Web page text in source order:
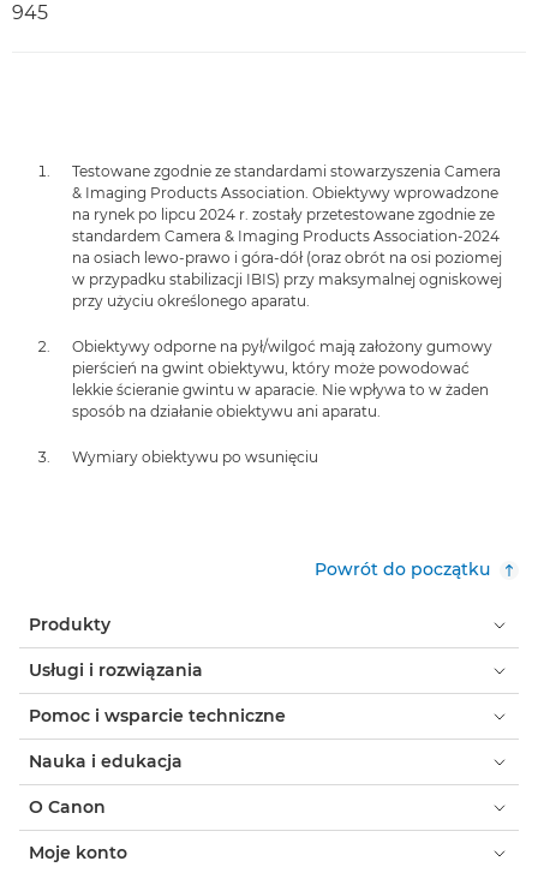
945
Testowane zgodnie ze standardami stowarzyszenia Camera
& Imaging Products Association. Obiektywy wprowadzone
na rynek po lipcu 2024 r. zostały przetestowane zgodnie ze
standardem Camera & Imaging Products Association-2024
na osiach lewo-prawo i góra-dół (oraz obrót na osi poziomej
w przypadku stabilizacji IBIS) przy maksymalnej ogniskowej
przy użyciu określonego aparatu.
Obiektywy odporne na pył/wilgoć mają założony gumowy
pierścień na gwint obiektywu, który może powodować
lekkie ścieranie gwintu w aparacie. Nie wpływa to w żaden
sposób na działanie obiektywu ani aparatu.
Wymiary obiektywu po wsunięciu
Powrót do początku
Produkty
Usługi i rozwiązania
Pomoc i wsparcie techniczne
Nauka i edukacja
O Canon
Moje konto